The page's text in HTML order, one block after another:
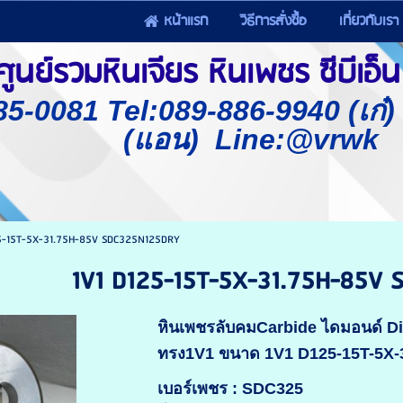
หน้าแรก วิธีการสั่งซื้อ เกี่ยวกับเรา
ย์รวมหินเจียร หินเพชร ซีบีเอ็
0081 Tel:089-886-9940 (เก๋
(แอน) Line:@vrwk
15T-5X-31.75H-85V SDC325N125DRY
1V1 D125-15T-5X-31.75H-85V
หินเพชรลับคมCarbide ไดมอนด์
ทรง1V1 ขนาด 1V1 D125-15T-
เบอร์เพชร : SDC325